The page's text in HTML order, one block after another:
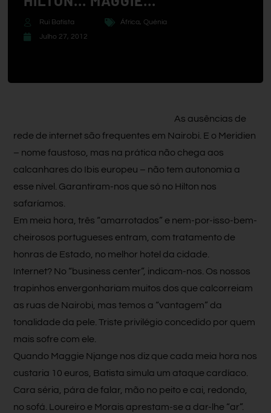
Rui Batista África, Quénia
Julho 27, 2012
As ausências de
rede de internet são frequentes em Nairobi. E o Meridien
– nome faustoso, mas na prática não chega aos
calcanhares do Ibis europeu – não tem autonomia a
esse nível. Garantiram-nos que só no Hilton nos
safaríamos.
Em meia hora, três “amarrotados” e nem-por-isso-bem-
cheirosos portugueses entram, com tratamento de
honras de Estado, no melhor hotel da cidade.
Internet? No “business center”, indicam-nos. Os nossos
trapinhos envergonhariam muitos dos que calcorreiam
as ruas de Nairobi, mas temos a “vantagem” da
tonalidade da pele. Triste privilégio concedido por quem
mais sofre com ele.
Quando Maggie Njange nos diz que cada meia hora nos
custaria 10 euros, Batista simula um ataque cardíaco.
Cara séria, pára de falar, mão no peito e cai, redondo,
no sofá. Loureiro e Morais aprestam-se a dar-lhe “ar”.